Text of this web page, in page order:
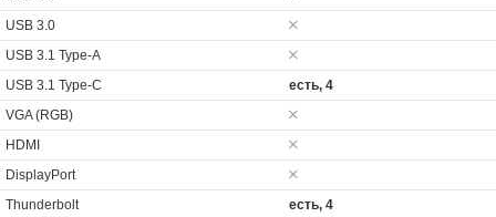
USB 3.0
USB 3.1 Type-A
USB 3.1 Type-C
есть, 4
VGA (RGB)
HDMI
DisplayPort
Thunderbolt
есть, 4